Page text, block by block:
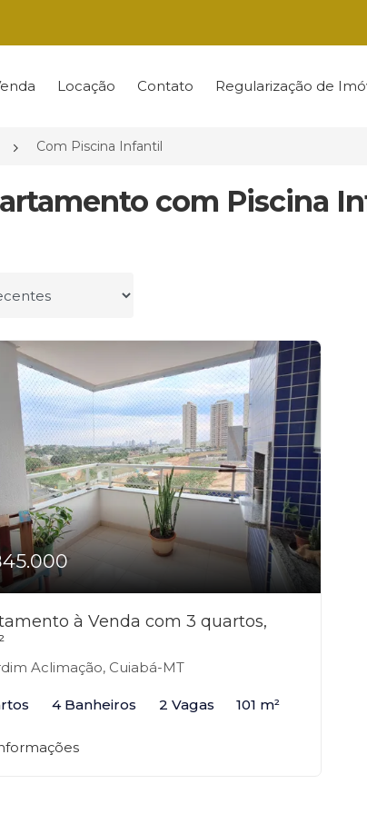
Locação Contato Regularização de
Com Piscina Infantil
com Piscina
por
à Venda com 3 quartos,
Aclimação, Cuiabá-MT
4 Banheiros 2 Vagas 101 m²